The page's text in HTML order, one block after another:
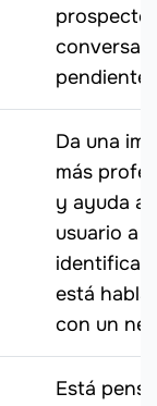
Da una
más
y ayuda al
usuario a
identificar
está
con un
Está